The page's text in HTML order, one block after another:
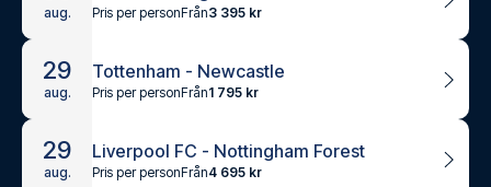
aug. Pris per personFrån3 395 kr
29
aug.
Tottenham - Newcastle
Pris per personFrån1 795 kr
29
aug.
Liverpool FC - Nottingham Forest
Pris per personFrån4 695 kr